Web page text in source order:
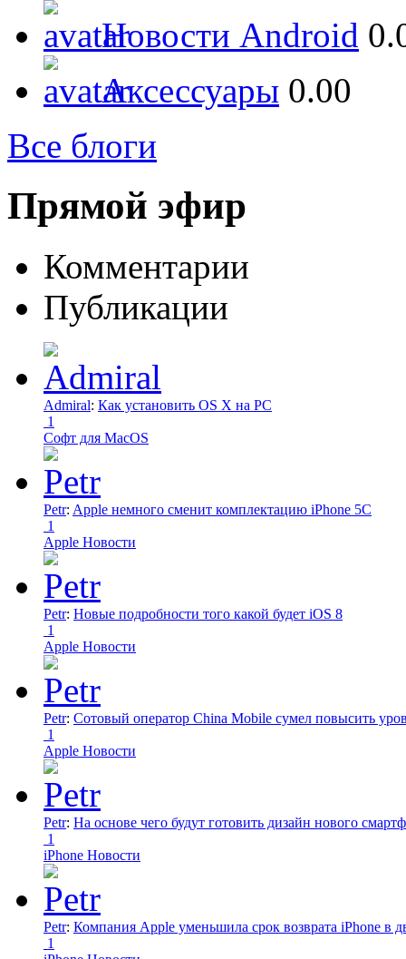
Новости Android
Аксессуары 0.00
Все блоги
Прямой эфир
Комментарии
Публикации
Admiral: Как установить OS X на PC
1
Софт для MacOS
Petr: Apple немного сменит комплектацию iPhone 5C
1
Apple Новости
Petr: Новые подробности того какой будет iOS 8
1
Apple Новости
Petr: Сотовый оператор China Mobile сумел повысить
1
Apple Новости
Petr: На основе чего будут готовить дизайн нового
1
iPhone Новости
Petr: Компания Apple уменьшила срок возврата iPhone в
1